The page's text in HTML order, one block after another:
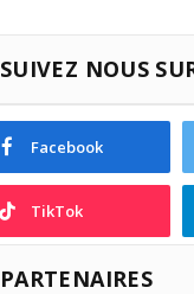
SUIVEZ NOUS
Facebook
TikTok
PARTENAIRES